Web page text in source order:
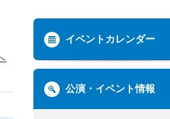
イベントカレンダー
公演・イベント情報